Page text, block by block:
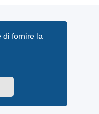
di fornire la